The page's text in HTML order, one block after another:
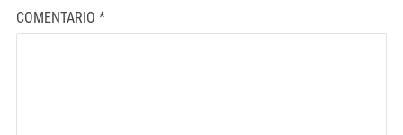
COMENTARIO *